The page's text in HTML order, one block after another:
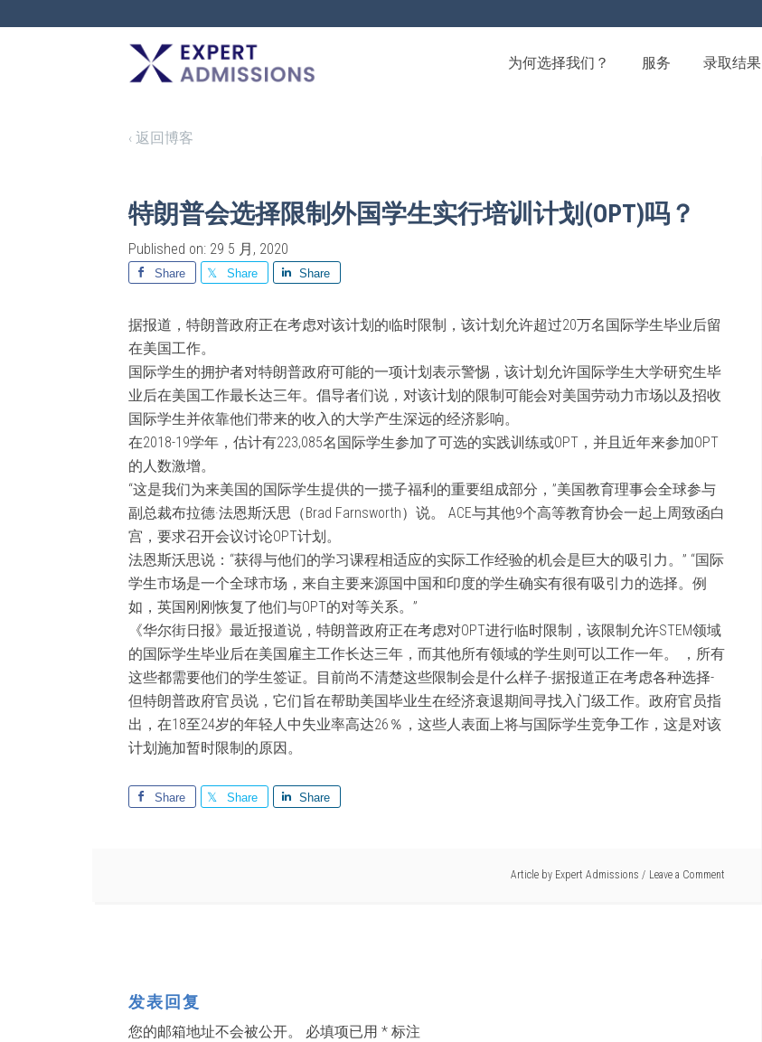
EXPERT
ADMISSIONS
为何选择我们？ 服务 录取结果
‹ 返回博客
特朗普会选择限制外国学生实行培训计划(OPT)吗？
Published on: 29 5 月, 2020
Share Share Share
据报道，特朗普政府正在考虑对该计划的临时限制，该计划允许超过20万名国际学生毕业后留
在美国工作。
国际学生的拥护者对特朗普政府可能的一项计划表示警惕，该计划允许国际学生大学研究生毕
业后在美国工作最长达三年。倡导者们说，对该计划的限制可能会对美国劳动力市场以及招收
国际学生并依靠他们带来的收入的大学产生深远的经济影响。
在2018-19学年，估计有223,085名国际学生参加了可选的实践训练或OPT，并且近年来参加OPT
的人数激增。
“这是我们为来美国的国际学生提供的一揽子福利的重要组成部分，”美国教育理事会全球参与
副总裁布拉德·法恩斯沃思（Brad Farnsworth）说。 ACE与其他9个高等教育协会一起上周致函白
宫，要求召开会议讨论OPT计划。
法恩斯沃思说：“获得与他们的学习课程相适应的实际工作经验的机会是巨大的吸引力。” “国际
学生市场是一个全球市场，来自主要来源国中国和印度的学生确实有很有吸引力的选择。例
如，英国刚刚恢复了他们与OPT的对等关系。”
《华尔街日报》最近报道说，特朗普政府正在考虑对OPT进行临时限制，该限制允许STEM领域
的国际学生毕业后在美国雇主工作长达三年，而其他所有领域的学生则可以工作一年。 ，所有
这些都需要他们的学生签证。目前尚不清楚这些限制会是什么样子-据报道正在考虑各种选择-
但特朗普政府官员说，它们旨在帮助美国毕业生在经济衰退期间寻找入门级工作。政府官员指
出，在18至24岁的年轻人中失业率高达26％，这些人表面上将与国际学生竞争工作，这是对该
计划施加暂时限制的原因。
Share Share Share
Article by Expert Admissions Leave a Comment
发表回复
您的邮箱地址不会被公开。 必填项已用 * 标注